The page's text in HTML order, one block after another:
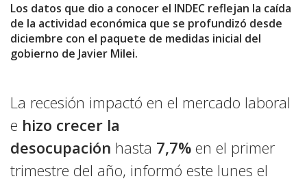
Los datos que dio a conocer el INDEC reflejan la caída
de la actividad económica que se profundizó desde
diciembre con el paquete de medidas inicial del
gobierno de Javier Milei.
La recesión impactó en el mercado laboral
e hizo crecer la
desocupación hasta 7,7% en el primer
trimestre del año, informó este lunes el